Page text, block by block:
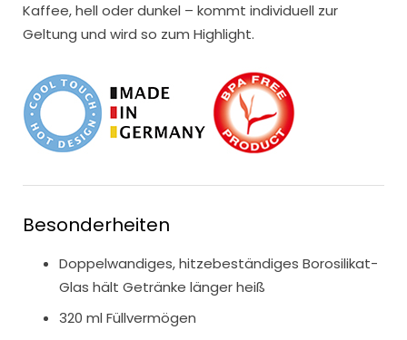
Kaffee, hell oder dunkel – kommt individuell zur
Geltung und wird so zum Highlight.
Besonderheiten
Doppelwandiges, hitzebeständiges Borosilikat-
Glas hält Getränke länger heiß
320 ml Füllvermögen